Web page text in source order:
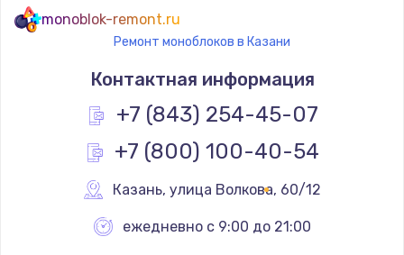
2045 руб.
Заказать
Ремонт разъема питания
monoblok-remont.ru
Ремонт моноблоков в Казани
Контактная информация
+7 (843) 254-45-07
+7 (800) 100-40-54
Казань, улица Волкова, 60/12
ежедневно с 9:00 до 21:00